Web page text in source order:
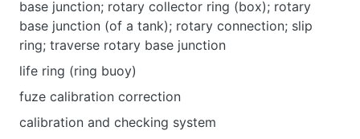
base junction; rotary collector ring (box); rotary
base junction (of a tank); rotary connection; slip
ring; traverse rotary base junction
life ring (ring buoy)
fuze calibration correction
calibration and checking system